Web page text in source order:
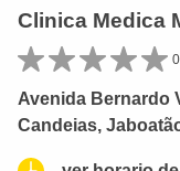
Clinica Medica
Avenida Bernardo
Candeias,